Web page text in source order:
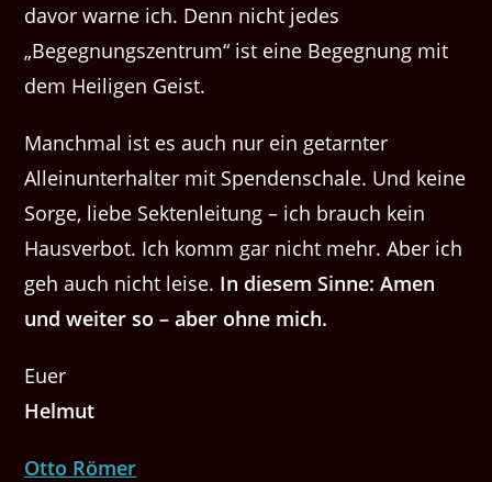
davor warne ich. Denn nicht jedes
„Begegnungszentrum“ ist eine Begegnung mit
dem Heiligen Geist.
Manchmal ist es auch nur ein getarnter
Alleinunterhalter mit Spendenschale. Und keine
Sorge, liebe Sektenleitung – ich brauch kein
Hausverbot. Ich komm gar nicht mehr. Aber ich
geh auch nicht leise. In diesem Sinne: Amen
und weiter so – aber ohne mich.
Euer
Helmut
Otto Römer